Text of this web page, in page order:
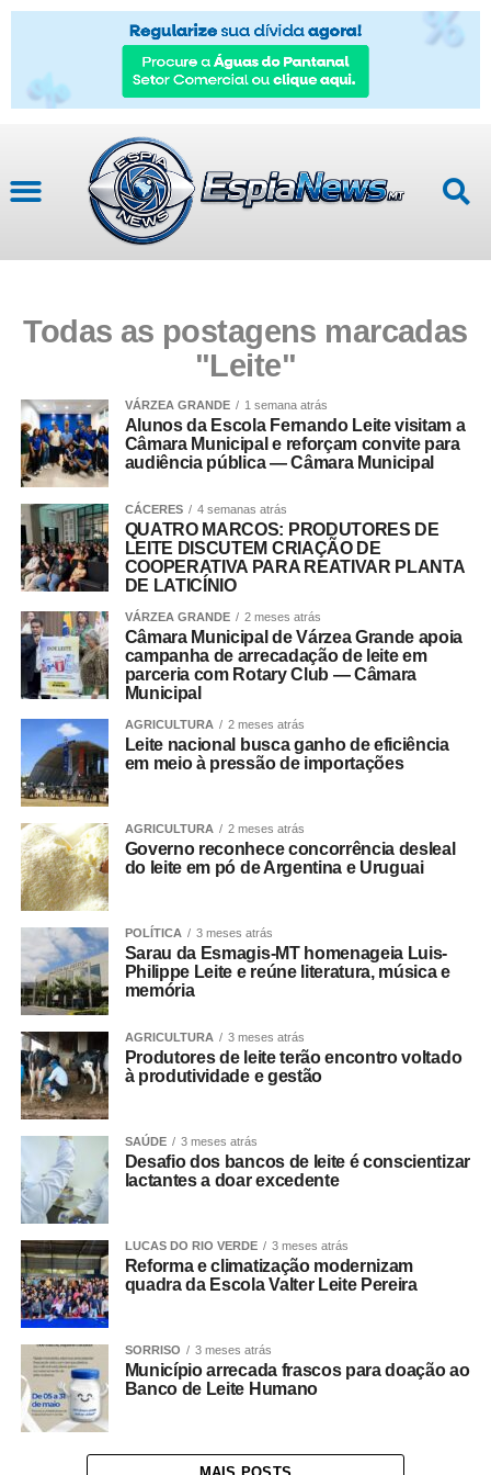
Todas as postagens marcadas
"Leite"
VÁRZEA GRANDE 1 semana atrás
Alunos da Escola Fernando Leite visitam a
Câmara Municipal e reforçam convite para
audiência pública — Câmara Municipal
CÁCERES 4 semanas atrás
QUATRO MARCOS: PRODUTORES DE
LEITE DISCUTEM CRIAÇÃO DE
COOPERATIVA PARA REATIVAR PLANTA
DE LATICÍNIO
VÁRZEA GRANDE 2 meses atrás
Câmara Municipal de Várzea Grande apoia
campanha de arrecadação de leite em
parceria com Rotary Club — Câmara
Municipal
AGRICULTURA 2 meses atrás
Leite nacional busca ganho de eficiência
em meio à pressão de importações
AGRICULTURA 2 meses atrás
Governo reconhece concorrência desleal
do leite em pó de Argentina e Uruguai
POLÍTICA 3 meses atrás
Sarau da Esmagis-MT homenageia Luis-
Philippe Leite e reúne literatura, música e
memória
AGRICULTURA 3 meses atrás
Produtores de leite terão encontro voltado
à produtividade e gestão
SAÚDE 3 meses atrás
Desafio dos bancos de leite é conscientizar
lactantes a doar excedente
LUCAS DO RIO VERDE 3 meses atrás
Reforma e climatização modernizam
quadra da Escola Valter Leite Pereira
SORRISO 3 meses atrás
Município arrecada frascos para doação ao
Banco de Leite Humano